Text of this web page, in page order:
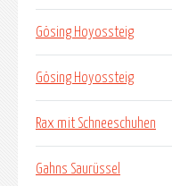
Gösing Hoyossteig
Gösing Hoyossteig
Rax mit Schneeschuhen
Gahns Saurüssel